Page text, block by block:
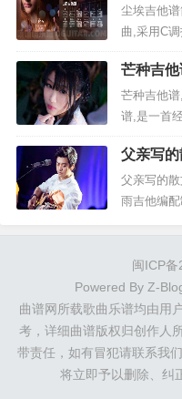
听的歌曲
它谱为大
家歌曲,4
尘埃吉他
曲,采用C
po=1），
m、E、
教学采用C
整高清txt
享。...
芒种吉
教学,吴
芒种吉他
谱,是一首
选自《二
张高清曲
它的朋友
线曲谱,点
父亲写
C调弹唱
图
父亲写的
雨吉他编
更新分享,
免登录,完
存...
闽ICP
Powered By Z-
曲谱网所载歌曲乐谱均由用
考，详细曲谱版权归创作人
带责任，如有冒犯请联系我
将立即予以删除、纠